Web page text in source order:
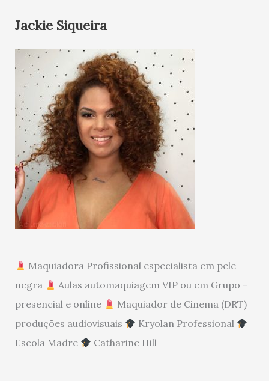
Jackie Siqueira
Maquiadora Profissional especialista em pele
negra
Aulas automaquiagem VIP ou em Grupo -
presencial e online
Maquiador de Cinema (DRT)
produções audiovisuais
Kryolan Professional
Escola Madre
Catharine Hill